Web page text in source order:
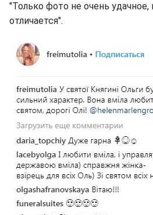
"Только фото не очень удачное,
отличается".